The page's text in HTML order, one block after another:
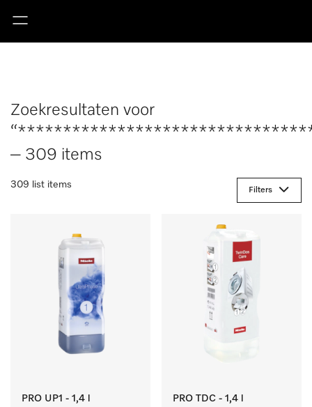
Zoekresultaten voor
– 309 items
309 list items
Filters
PRO UP1 - 1,4 l PRO TDC - 1,4 l